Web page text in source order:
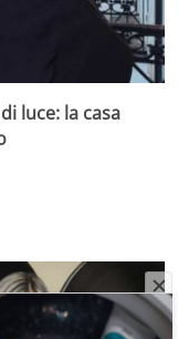
luce: la casa